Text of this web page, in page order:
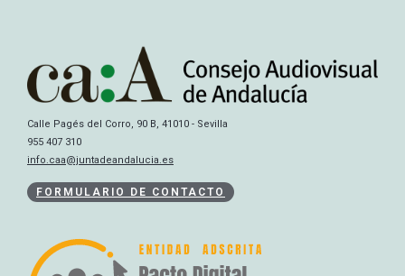
Calle Pagés del Corro, 90 B, 41010 - Sevilla
955 407 310
info.caa@juntadeandalucia.es
FORMULARIO DE CONTACTO